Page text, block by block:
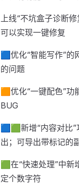
上线“不坑盒子诊断
可以实现一键修复
🟦优化“智能写作”的
的问题
🟧优化“一键配色”功
BUG
🟦🟩新增“内容对比
出；可导出带标记的
🟩在“快速处理”中新
定个数字符